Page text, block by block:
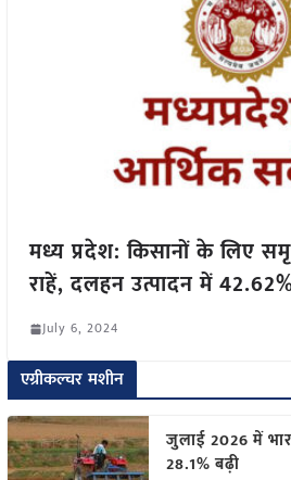
मध्य प्रदेश: किसानों के लिए
राहें, दलहन उत्पादन में
July 6, 2024
एग्रीकल्चर मशीन
जुलाई 2026 में
28.1% बढ़ी